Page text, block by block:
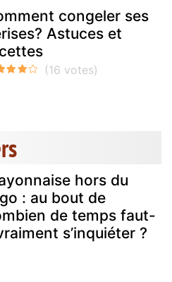
congeler ses
Astuces et
hors du
: au bout de
de temps faut-
s’inquiéter ?